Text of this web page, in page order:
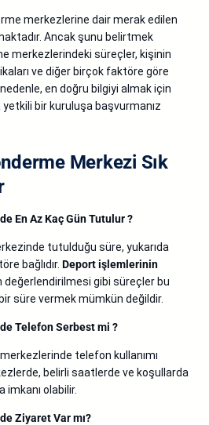
merkezlerine dair merak edilen
Ancak şunu belirtmek
merkezlerindeki süreçler, kişinin
ve diğer birçok faktöre göre
en doğru bilgiyi almak için
bir kuruluşa başvurmanız
Merkezi Sık
En Az Kaç Gün Tutulur ?
tutulduğu süre, yukarıda
bağlıdır. Deport işlemlerinin
değerlendirilmesi gibi süreçler bu
süre vermek mümkün değildir.
Telefon Serbest mi ?
telefon kullanımı
belirli saatlerde ve koşullarda
olabilir.
Ziyaret Var mı?